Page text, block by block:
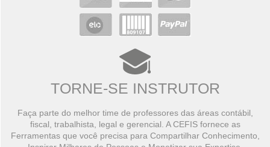
TORNE-SE INSTRUTOR
Faça parte do melhor time de professores das áreas contábil,
fiscal, trabalhista, legal e gerencial. A CEFIS fornece as
Ferramentas que você precisa para Compartilhar Conhecimento,